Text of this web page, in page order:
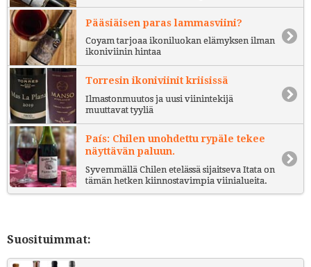
Pääsiäisen paras lammasviini?
Coyam tarjoaa ikoniluokan elämyksen ilman
ikoniviinin hintaa
Torresin ikoniviinit kriisissä
Ilmastonmuutos ja uusi viinintekijä
muuttavat tyyliä
País: Chilen unohdettu rypäle tekee
näyttävän paluun.
Syvemmällä Chilen etelässä sijaitseva Itata on
tämän hetken kiinnostavimpia viinialueita.
Suosituimmat: